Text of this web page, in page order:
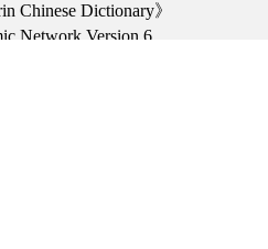
Chinese Dictionary》
Network Version 6